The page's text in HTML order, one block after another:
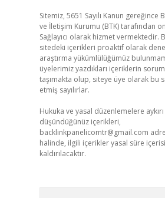
Sitemiz, 5651 Sayılı Kanun gereğince
ve İletişim Kurumu (BTK) tarafından
Sağlayıcı olarak hizmet vermektedir.
sitedeki içerikleri proaktif olarak
araştırma yükümlülüğümüz
üyelerimiz yazdıkları içeriklerin
taşımakta olup, siteye üye olarak bu
etmiş sayılırlar.
Hukuka ve yasal düzenlemelere
düşündüğünüz içerikleri,
backlinkpanelicomtr@gmail.com
halinde, ilgili içerikler yasal süre
kaldırılacaktır.